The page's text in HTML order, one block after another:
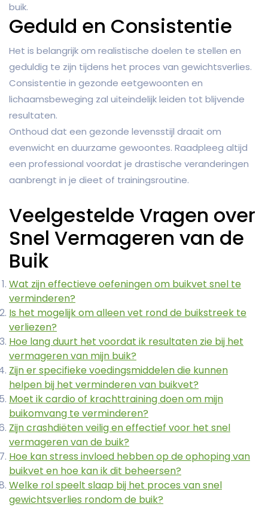
buik.
Geduld en Consistentie
Het is belangrijk om realistische doelen te stellen en
geduldig te zijn tijdens het proces van gewichtsverlies.
Consistentie in gezonde eetgewoonten en
lichaamsbeweging zal uiteindelijk leiden tot blijvende
resultaten.
Onthoud dat een gezonde levensstijl draait om
evenwicht en duurzame gewoontes. Raadpleeg altijd
een professional voordat je drastische veranderingen
aanbrengt in je dieet of trainingsroutine.
Veelgestelde Vragen over
Snel Vermageren van de
Buik
Wat zijn effectieve oefeningen om buikvet snel te
verminderen?
Is het mogelijk om alleen vet rond de buikstreek te
verliezen?
Hoe lang duurt het voordat ik resultaten zie bij het
vermageren van mijn buik?
Zijn er specifieke voedingsmiddelen die kunnen
helpen bij het verminderen van buikvet?
Moet ik cardio of krachttraining doen om mijn
buikomvang te verminderen?
Zijn crashdiëten veilig en effectief voor het snel
vermageren van de buik?
Hoe kan stress invloed hebben op de ophoping van
buikvet en hoe kan ik dit beheersen?
Welke rol speelt slaap bij het proces van snel
gewichtsverlies rondom de buik?